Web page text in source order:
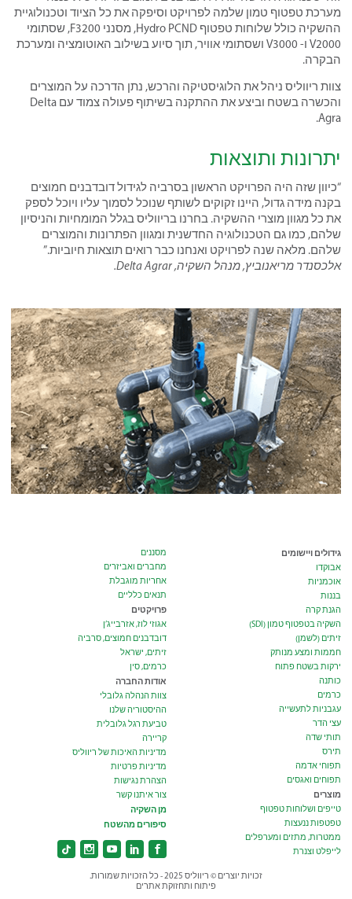
מערכת טפטוף טמון שלמה לפרויקט וסיפקה את כל הציוד וטכנולוגיית
ההשקיה כולל שלוחות טפטוף Hydro PCND, מסנני F3200, שסתומי
V2000 ו- V3000 ושסתומי אוויר, תוך סיוע בשילוב האוטומציה ומערכת
הבקרה.
צוות ריווליס ניהל את הלוגיסטיקה והרכש, נתן הדרכה על המוצרים
והכשרה בשטח וביצע את ההתקנה בשיתוף פעולה צמוד עם Delta
Agra.
יתרונות ותוצאות
“כיוון שזה היה הפרויקט הראשון בסרביה לגידול דובדבנים חמוצים
בקנה מידה גדול, היינו זקוקים לשותף שנוכל לסמוך עליו ויוכל לספק
את כל מגוון מוצרי ההשקיה. בחרנו בריווליס בגלל המומחיות והניסיון
שלהם, כמו גם הטכנולוגיה החדשנית ומגוון הפתרונות והמוצרים
שלהם. מלאה שנה לפרויקט ואנחנו כבר רואים תוצאות חיוביות.”
אלכסנדר מריאנוביץ, מנהל השקיה, Delta Agrar.
גידולים ויישומים
אבוקדו
אוכמניות
בננות
הגנת קרה
השקיה בטפטוף טמון (SDI)
זיתים (לשמן)
חממות ומצע מנותק
ירקות בשטח פתוח
כותנה
כרמים
עגבניות לתעשייה
עצי הדר
תותי שדה
תירס
תפוחי אדמה
תפוחים ואגסים
מוצרים
טייפים ושלוחות טפטוף
טפטפות ננעצות
ממטרות, מתזים ומערפלים
לייפלט וצנרת
מסננים
מחברים ואביזרים
אחריות מוגבלת
תנאים כלליים
פרויקטים
אגוזי לוז, אזרבייג’ן
דובדבנים חמוצים, סרביה
זיתים, ישראל
כרמים, סין
אודות החברה
צוות הנהלה גלובלי
ההיסטוריה שלנו
טביעת רגל גלובלית
קריירה
מדיניות האיכות של ריווליס
מדיניות פרטיות
הצהרת נגישות
צור איתנו קשר
מן השקיה
סיפורים מהשטח
זכויות יוצרים © ריווליס 2025 - כל הזכויות שמורות.
פיתוח ותחזוקת אתרים